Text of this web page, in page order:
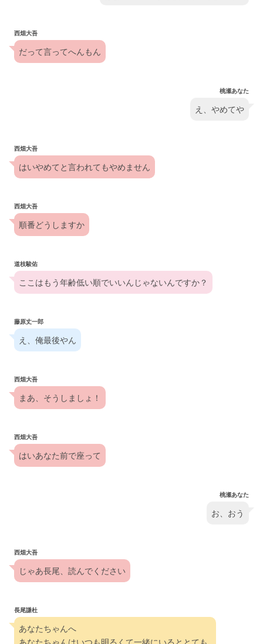
西畑大吾
だって言ってへんもん
桃瀬あなた
え、やめてや
西畑大吾
はいやめてと言われてもやめません
西畑大吾
順番どうしますか
道枝駿佑
ここはもう年齢低い順でいいんじゃないんですか？
藤原丈一郎
え、俺最後やん
西畑大吾
まあ、そうしましょ！
西畑大吾
はいあなた前で座って
桃瀬あなた
お、おう
西畑大吾
じゃあ長尾、読んでください
長尾謙杜
あなたちゃんへ
あなたちゃんはいつも明るくて一緒にいるととても